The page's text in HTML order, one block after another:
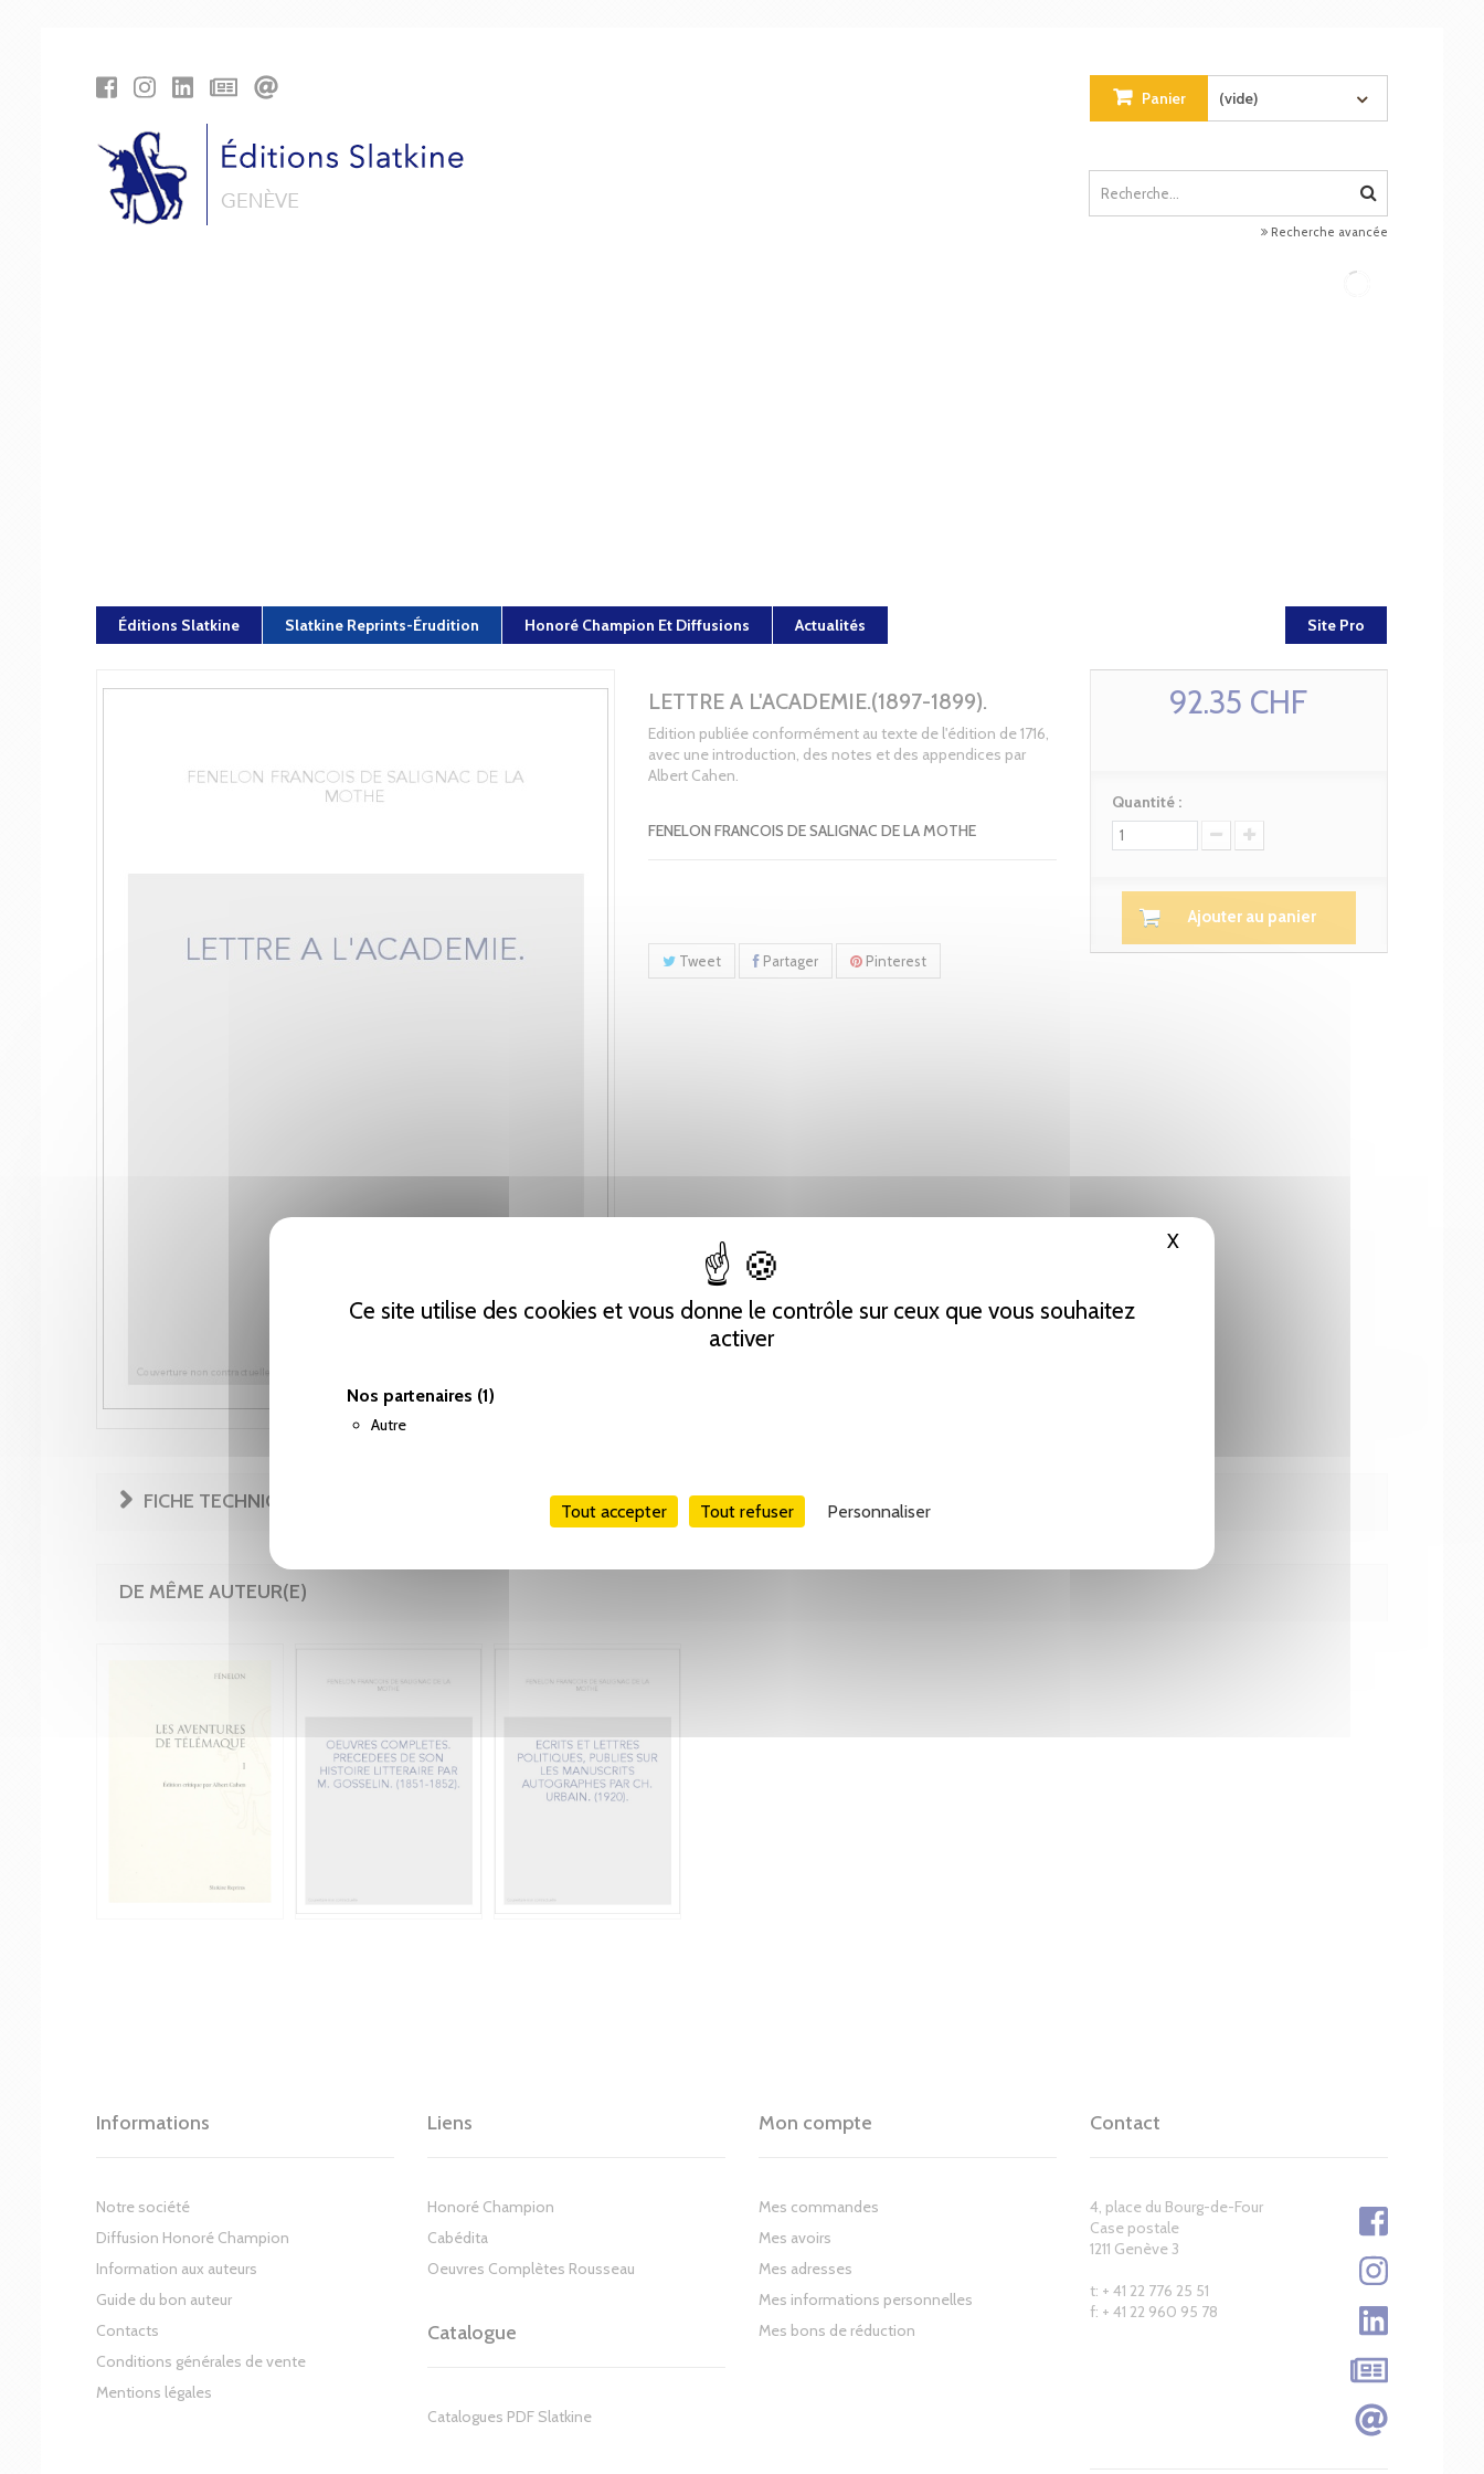
Ce site utilise des cookies et vous donne le contrôle sur ceux que vous souhaitez
activer
Nos partenaires (1)
Autre
Tout accepter Tout refuser Personnaliser
X Masquer le bandeau des cookies
Panier (vide)
Recherche avancée
Éditions Slatkine Slatkine Reprints-Érudition Honoré Champion Et Diffusions Actualités Site Pro
LETTRE A L'ACADEMIE.(1897-1899).
Edition publiée conformément au texte de l'édition de 1716,
avec une introduction, des notes et des appendices par
Albert Cahen.
FENELON FRANCOIS DE SALIGNAC DE LA MOTHE
Tweet Partager Pinterest
92.35 CHF
Quantité :
Ajouter au panier
FICHE TECHNIQUE
DE MÊME AUTEUR(E)
Informations
Notre société
Diffusion Honoré Champion
Information aux auteurs
Guide du bon auteur
Contacts
Conditions générales de vente
Mentions légales
Liens
Honoré Champion
Cabédita
Oeuvres Complètes Rousseau
Catalogue
Catalogues PDF Slatkine
Mon compte
Mes commandes
Mes avoirs
Mes adresses
Mes informations personnelles
Mes bons de réduction
Contact
4, place du Bourg-de-Four
Case postale
1211 Genève 3
t: + 41 22 776 25 51
f: + 41 22 960 95 78